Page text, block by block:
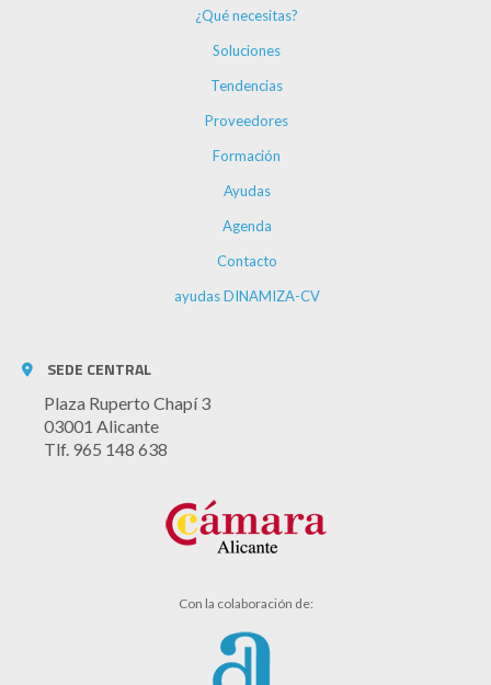
¿Qué necesitas?
Soluciones
Tendencias
Proveedores
Formación
Ayudas
Agenda
Contacto
ayudas DINAMIZA-CV
SEDE CENTRAL
Plaza Ruperto Chapí 3
03001 Alicante
Tlf. 965 148 638
Con la colaboración de: